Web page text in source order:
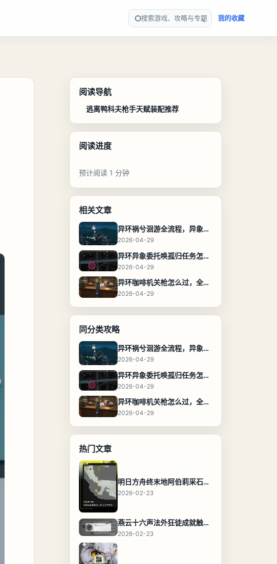
搜索游戏、攻略与专题 我的收藏
阅读导航
逃离鸭科夫枪手天赋装配推荐
阅读进度
预计阅读 1 分钟
相关文章
异环祸兮洄游全流程，异象委托任务通关攻略
2026-04-29
异环异象委托唤孤归任务怎么完成，流程步骤与位置攻略
2026-04-29
异环咖啡机关枪怎么过，全流程通关攻略
2026-04-29
同分类攻略
异环祸兮洄游全流程，异象委托任务通关攻略
2026-04-29
异环异象委托唤孤归任务怎么完成，流程步骤与位置攻略
2026-04-29
异环咖啡机关枪怎么过，全流程通关攻略
2026-04-29
热门文章
明日方舟终末地阿伯莉采石场宝箱全收集攻略，全点位分布图与路线
2026-02-23
燕云十六声法外狂徒成就触发条件与通关攻略
2026-02-23